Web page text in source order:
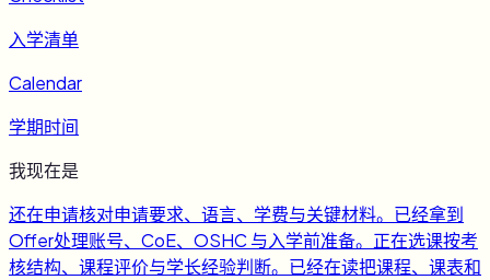
入学清单
Calendar
学期时间
我现在是
还在申请核对申请要求、语言、学费与关键材料。 已经拿到
Offer处理账号、CoE、OSHC 与入学前准备。 正在选课按考
核结构、课程评价与学长经验判断。 已经在读把课程、课表和